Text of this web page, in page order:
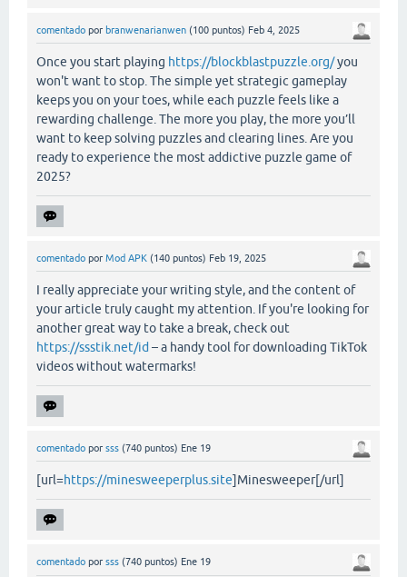
comentado por branwenarianwen (100 puntos) Feb 4, 2025
Once you start playing https://blockblastpuzzle.org/you
won't want to stop. The simple yet strategic gameplay
keeps you on your toes, while each puzzle feels like a
rewarding challenge. The more you play, the more you’ll
want to keep solving puzzles and clearing lines. Are you
ready to experience the most addictive puzzle game of
2025?
comentado por Mod APK (140 puntos) Feb 19, 2025
I really appreciate your writing style, and the content of
your article truly caught my attention. If you're looking for
another great way to take a break, check out
https://ssstik.net/id – a handy tool for downloading TikTok
videos without watermarks!
comentado por sss (740 puntos) Ene 19
[url=https://minesweeperplus.site]Minesweeper[/url]
comentado por sss (740 puntos) Ene 19